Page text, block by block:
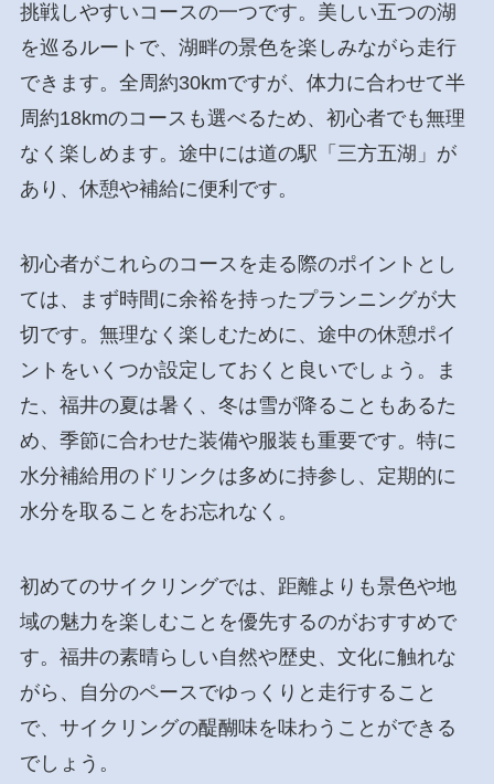
挑戦しやすいコースの一つです。美しい五つの湖
を巡るルートで、湖畔の景色を楽しみながら走行
できます。全周約30kmですが、体力に合わせて半
周約18kmのコースも選べるため、初心者でも無理
なく楽しめます。途中には道の駅「三方五湖」が
あり、休憩や補給に便利です。
初心者がこれらのコースを走る際のポイントとし
ては、まず時間に余裕を持ったプランニングが大
切です。無理なく楽しむために、途中の休憩ポイ
ントをいくつか設定しておくと良いでしょう。ま
た、福井の夏は暑く、冬は雪が降ることもあるた
め、季節に合わせた装備や服装も重要です。特に
水分補給用のドリンクは多めに持参し、定期的に
水分を取ることをお忘れなく。
初めてのサイクリングでは、距離よりも景色や地
域の魅力を楽しむことを優先するのがおすすめで
す。福井の素晴らしい自然や歴史、文化に触れな
がら、自分のペースでゆっくりと走行すること
で、サイクリングの醍醐味を味わうことができる
でしょう。